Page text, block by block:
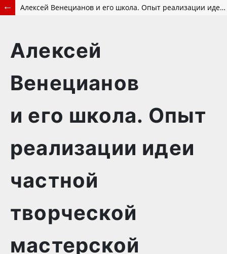
Алексей Венецианов и его школа. Опыт реализации идеи частной творческой мастерской